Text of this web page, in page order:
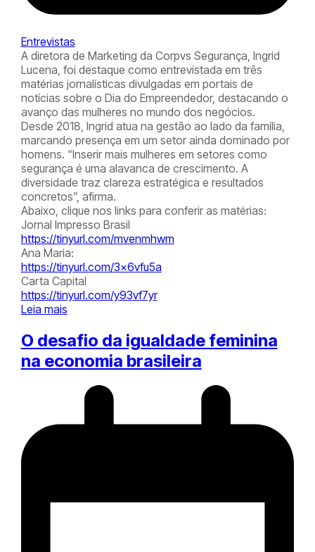
Entrevistas
A diretora de Marketing da Corpvs Segurança, Ingrid
Lucena, foi destaque como entrevistada em três
matérias jornalísticas divulgadas em portais de
notícias sobre o Dia do Empreendedor, destacando o
avanço das mulheres no mundo dos negócios.
Desde 2018, Ingrid atua na gestão ao lado da família,
marcando presença em um setor ainda dominado por
homens. “Inserir mais mulheres em setores como
segurança é uma alavanca de crescimento. A
diversidade traz clareza estratégica e resultados
concretos”, afirma.
Abaixo, clique nos links para conferir as matérias:
Jornal Impresso Brasil
https://tinyurl.com/mvenmhwm
Ana Maria:
https://tinyurl.com/3x6vfu5a
Carta Capital
https://tinyurl.com/y93vf7yr
Leia mais
O desafio da igualdade feminina
na economia brasileira